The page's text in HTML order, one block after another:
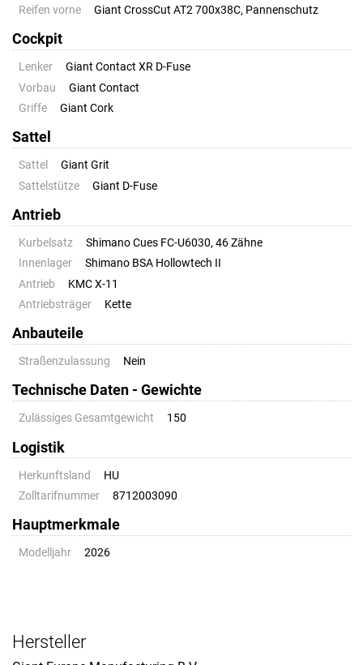
Reifen vorne Giant CrossCut AT2 700x38C, Pannenschutz
Cockpit
Lenker
Giant Contact XR D-Fuse
Vorbau
Giant Contact
Griffe
Giant Cork
Sattel
Sattel
Giant Grit
Sattelstütze
Giant D-Fuse
Antrieb
Kurbelsatz
Shimano Cues FC-U6030, 46 Zähne
Innenlager
Shimano BSA Hollowtech II
Antrieb
KMC X-11
Antriebsträger
Kette
Anbauteile
Straßenzulassung Nein
Technische Daten - Gewichte
Zulässiges Gesamtgewicht 150
Logistik
Herkunftsland
HU
Zolltarifnummer
8712003090
Hauptmerkmale
Modelljahr 2026
Hersteller